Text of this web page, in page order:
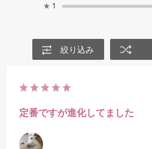
★ 1
絞り込み
定番ですが進化してました